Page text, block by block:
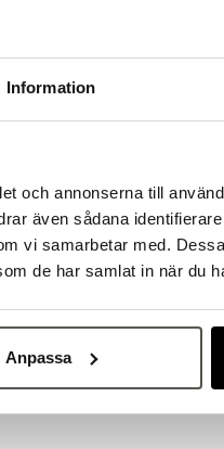
Information
och annonserna till
även sådana
vi samarbetar med.
de har samlat in när du
Anpassa
till Bakers!
företag eller privatperson?
Fortsätt som